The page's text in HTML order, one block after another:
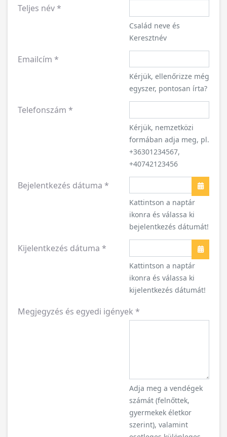
Teljes név*
Család neve és
Keresztnév
Emailcím *
Kérjük, ellenőrizze még
egyszer, pontosan írta?
Telefonszám *
Kérjük, nemzetközi
formában adja meg, pl.
+36301234567,
+40742123456
Bejelentkezés dátuma *
Naptár
Kattintson a naptár
ikonra és válassa ki
bejelentkezés dátumát!
Kijelentkezés dátuma *
Naptár
Kattintson a naptár
ikonra és válassa ki
kijelentkezés dátumát!
Megjegyzés és egyedi igények *
Adja meg a vendégek
számát (felnőttek,
gyermekek életkor
szerint), valamint